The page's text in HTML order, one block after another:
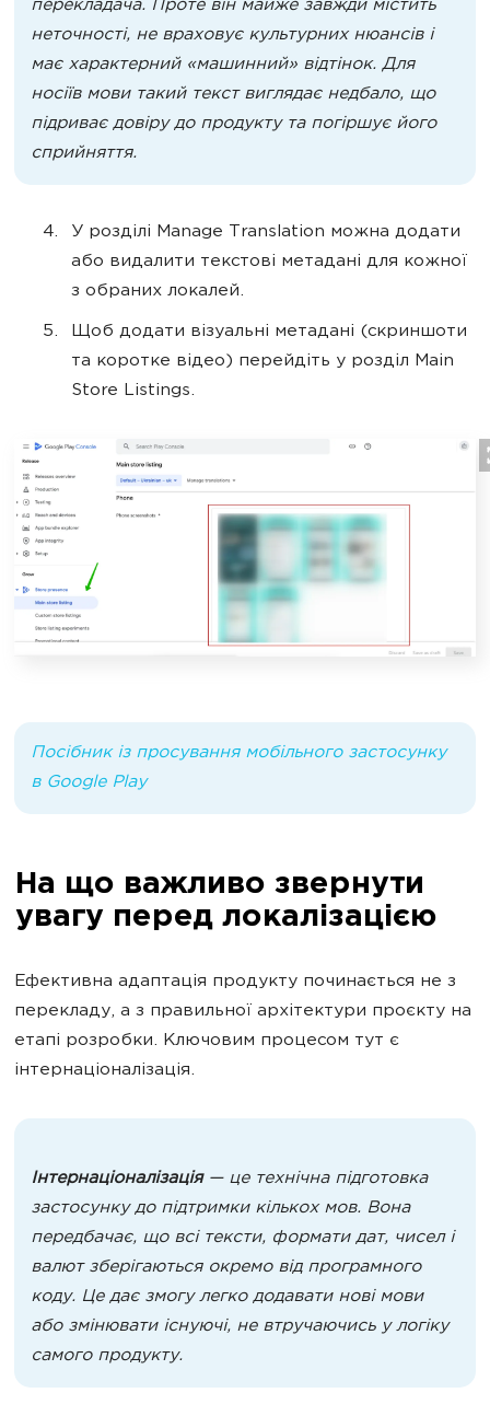
перекладача. Проте він майже завжди містить
неточності, не враховує культурних нюансів і
має характерний «машинний» відтінок. Для
носіїв мови такий текст виглядає недбало, що
підриває довіру до продукту та погіршує його
сприйняття.
У розділі Manage Translation можна додати
або видалити текстові метадані для кожної
з обраних локалей.
Щоб додати візуальні метадані (скриншоти
та коротке відео) перейдіть у розділ Main
Store Listings.
Посібник із просування мобільного застосунку
в Google Play
На що важливо звернути
увагу перед локалізацією
Ефективна адаптація продукту починається не з
перекладу, а з правильної архітектури проєкту на
етапі розробки. Ключовим процесом тут є
інтернаціоналізація.
Інтернаціоналізація— це технічна підготовка
застосунку до підтримки кількох мов. Вона
передбачає, що всі тексти, формати дат, чисел і
валют зберігаються окремо від програмного
коду. Це дає змогу легко додавати нові мови
або змінювати існуючі, не втручаючись у логіку
самого продукту.